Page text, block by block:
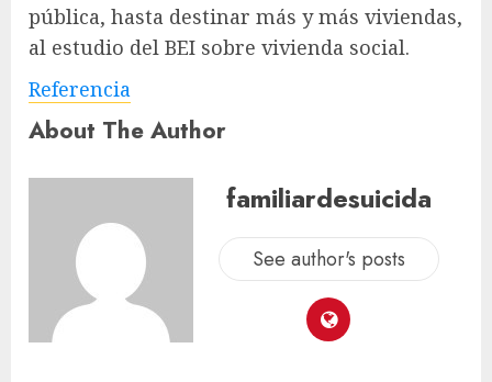
pública, hasta destinar más y más viviendas,
al estudio del BEI sobre vivienda social.
Referencia
About The Author
familiardesuicida
See author's posts